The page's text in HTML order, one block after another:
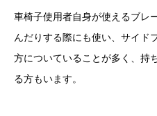
車椅子使用者自身が使えるブレ
んだりする際にも使い、サイド
方についていることが多く、持
る方もいます。